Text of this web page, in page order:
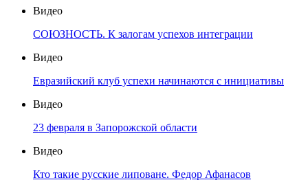
Видео
СОЮЗНОСТЬ. К залогам успехов интеграции
Видео
Евразийский клуб успехи начинаются с инициативы
Видео
23 февраля в Запорожской области
Видео
Кто такие русские липоване. Федор Афанасов